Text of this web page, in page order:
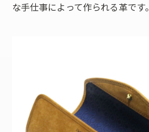
な手仕事によって作られる革です。